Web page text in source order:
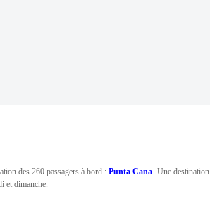
des 260 passagers à bord :Punta Cana. Une destination
et dimanche.